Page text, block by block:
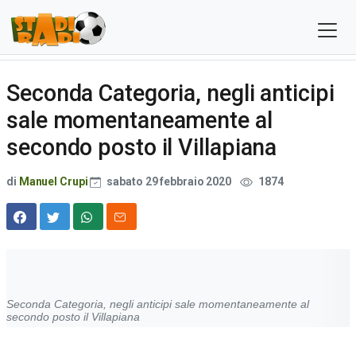
Seconda Categoria, negli anticipi
sale momentaneamente al
secondo posto il Villapiana
di Manuel Crupi sabato 29 febbraio 2020 1874
Seconda Categoria, negli anticipi sale momentaneamente al
secondo posto il Villapiana